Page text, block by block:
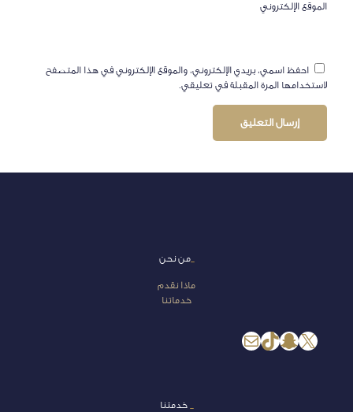
الموقع الإلكتروني
احفظ اسمي، بريدي الإلكتروني، والموقع الإلكتروني في هذا المتصفح
لاستخدامها المرة المقبلة في تعليقي.
_من نحن
ماذا نقدم
خدماتنا
إكس
سناب شاتتيك توكبريد
خدمتنا